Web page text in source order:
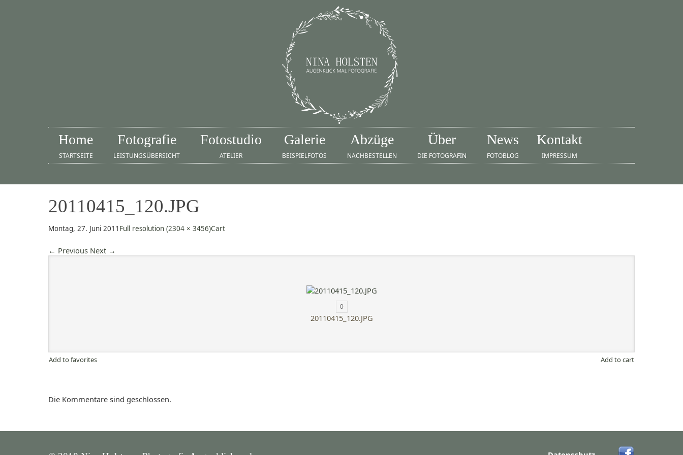
Home
STARTSEITE
Fotografie
LEISTUNGSÜBERSICHT
Fotostudio
ATELIER
Galerie
BEISPIELFOTOS
Abzüge
NACHBESTELLEN
Über
DIE FOTOGRAFIN
News
FOTOBLOG
Kontakt
IMPRESSUM
20110415_120.JPG
Montag, 27. Juni 2011 Full resolution (2304 × 3456)Cart
← Previous Next →
0
20110415_120.JPG
Add to favorites Add to cart
Die Kommentare sind geschlossen.